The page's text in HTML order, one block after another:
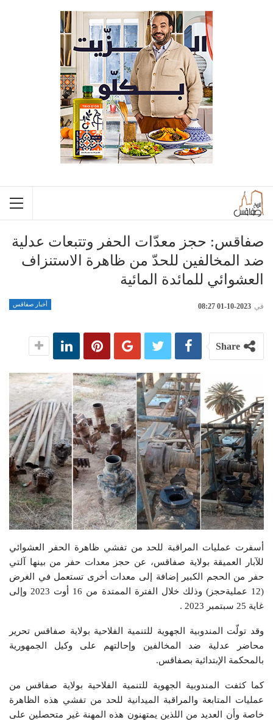
صفاقس: حجز معدّات الحفر وتتبعات عدلية
ضد المخالفين للحدّ من ظاهرة الاستنزاف
العشوائي للمائدة المائية
أخبار صفاقس في 2023-10-01 08:27
Share
أسفرت عمليات المراقبة للحد من تفشي ظاهرة الحفر العشوائي
للآبار العميقة بولاية صفاقس، عن حجز معدات حفر من بينها آلتي
حفر من الحجم الكبير إضافة إلى معدات أخرى تستعمل في الغرض
(12 عمليةحجز) وذلك خلال الفترة الممتدة من 16 أوت 2023 وإلى
غاية 25 سبتمبر 2023 .
وقد تولّت المندوبية الجهوية للتنمية الفلاحية بولاية صفاقس تحرير
محاضر عدلية ضد المخالفين وإحالتهم على وكيل الجمهورية
بالمحكمة الإبتدائية بصفاقس.
كما كثفت المندوبية الجهوية للتنمية الفلاحية بولاية صفاقس من
عمليات المتابعة والمراقبة الميدانية للحد من تفشي هذه الظاهرة
خاصة وأن العديد من اللذين يمتهنون هذه المهنة غير متحصلين على